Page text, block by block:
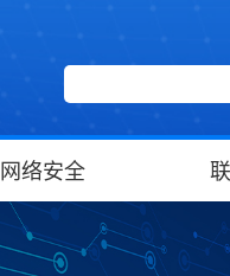
网络安全